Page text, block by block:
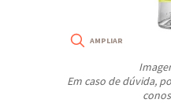
Em caso de dúvida,